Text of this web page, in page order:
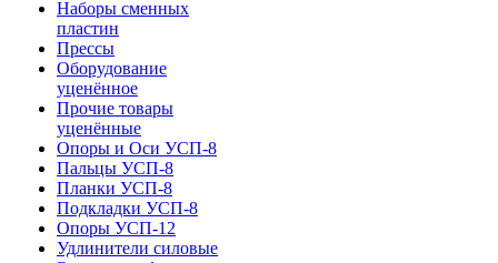
Наборы сменных
пластин
Прессы
Оборудование
уценённое
Прочие товары
уценённые
Опоры и Оси УСП-8
Пальцы УСП-8
Планки УСП-8
Подкладки УСП-8
Опоры УСП-12
Удлинители силовые